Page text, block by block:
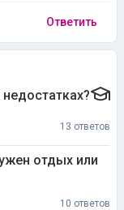
Ответить
13 ответов
отдых или
10 ответов